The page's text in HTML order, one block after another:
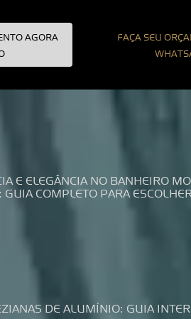
AGORA
FAÇA SEU
E ELEGÂNCIA NO BANHEIRO
GUIA COMPLETO PARA
DE ALUMÍNIO: GUIA